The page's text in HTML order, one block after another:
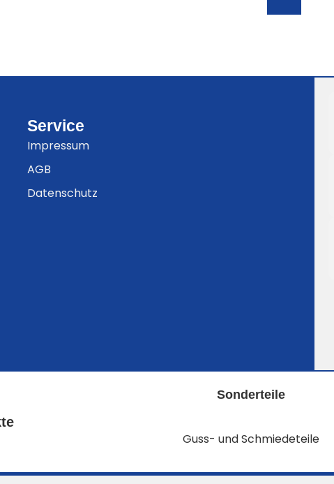
Service
Impressum
AGB
Datenschutz
Sonderteile
Guss- und Schmiedeteile